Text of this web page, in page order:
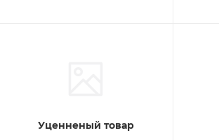
Уценненый товар